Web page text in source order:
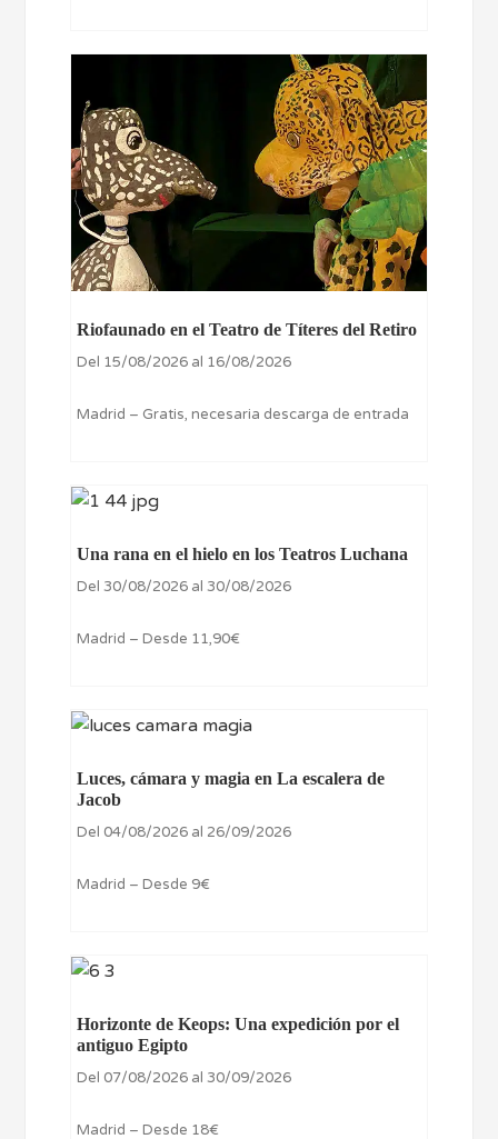
Riofaunado en el Teatro de Títeres del Retiro
Del 15/08/2026 al 16/08/2026
Madrid – Gratis, necesaria descarga de entrada
Una rana en el hielo en los Teatros Luchana
Del 30/08/2026 al 30/08/2026
Madrid – Desde 11,90€
Luces, cámara y magia en La escalera de
Jacob
Del 04/08/2026 al 26/09/2026
Madrid – Desde 9€
Horizonte de Keops: Una expedición por el
antiguo Egipto
Del 07/08/2026 al 30/09/2026
Madrid – Desde 18€